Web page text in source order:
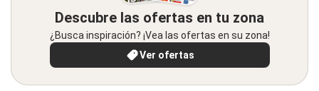
Descubre las ofertas en tu zona
¿Busca inspiración? ¡Vea las ofertas en su zona!
Ver ofertas